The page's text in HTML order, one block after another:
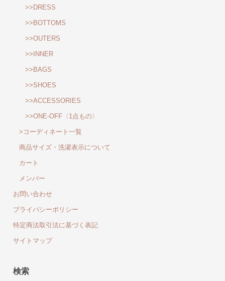
>>DRESS
>>BOTTOMS
>>OUTERS
>>INNER
>>BAGS
>>SHOES
>>ACCESSORIES
>>ONE-OFF〈1点もの〉
>コーディネート一覧
商品サイズ・洗濯表示について
カート
メンバー
お問い合わせ
プライバシーポリシー
特定商法取引法に基づく表記
サイトマップ
検索